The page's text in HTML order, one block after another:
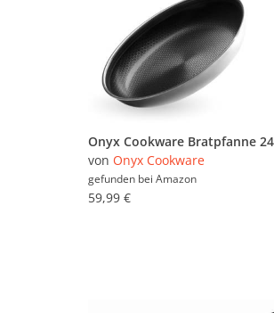
von Onyx Cookware
gefunden bei Amazon
59,99 €